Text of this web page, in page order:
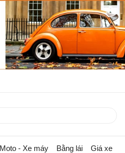
Moto - Xe máy Bằng lái Giá xe